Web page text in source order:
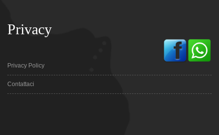
Privacy
Privacy Policy
Contattaci